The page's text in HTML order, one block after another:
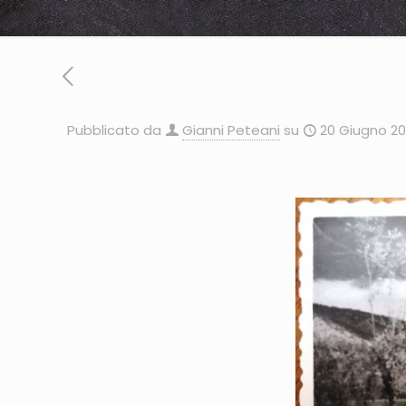
Pubblicato da Gianni Peteani su 20 Giugno